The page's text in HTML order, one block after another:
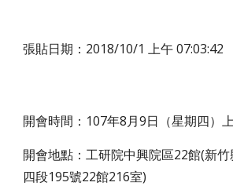
張貼日期：2018/10/1 上午 07:03:42
開會時間：107年8月9日（星期四）
開會地點：工研院中興院區22館(新
四段195號22館216室)